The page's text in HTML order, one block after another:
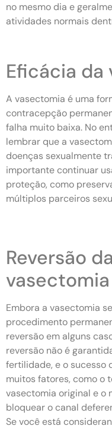
no mesmo dia e
atividades normais
Eficácia da
A vasectomia é uma
contracepção
falha muito baixa. No
lembrar que a
doenças sexualmente
importante continuar
proteção, como
múltiplos parceiros
Reversão da
vasectomia
Embora a vasectomia
procedimento
reversão em alguns
reversão não é
fertilidade, e o sucesso
muitos fatores, como o
vasectomia original e o
bloquear o canal
Se você está